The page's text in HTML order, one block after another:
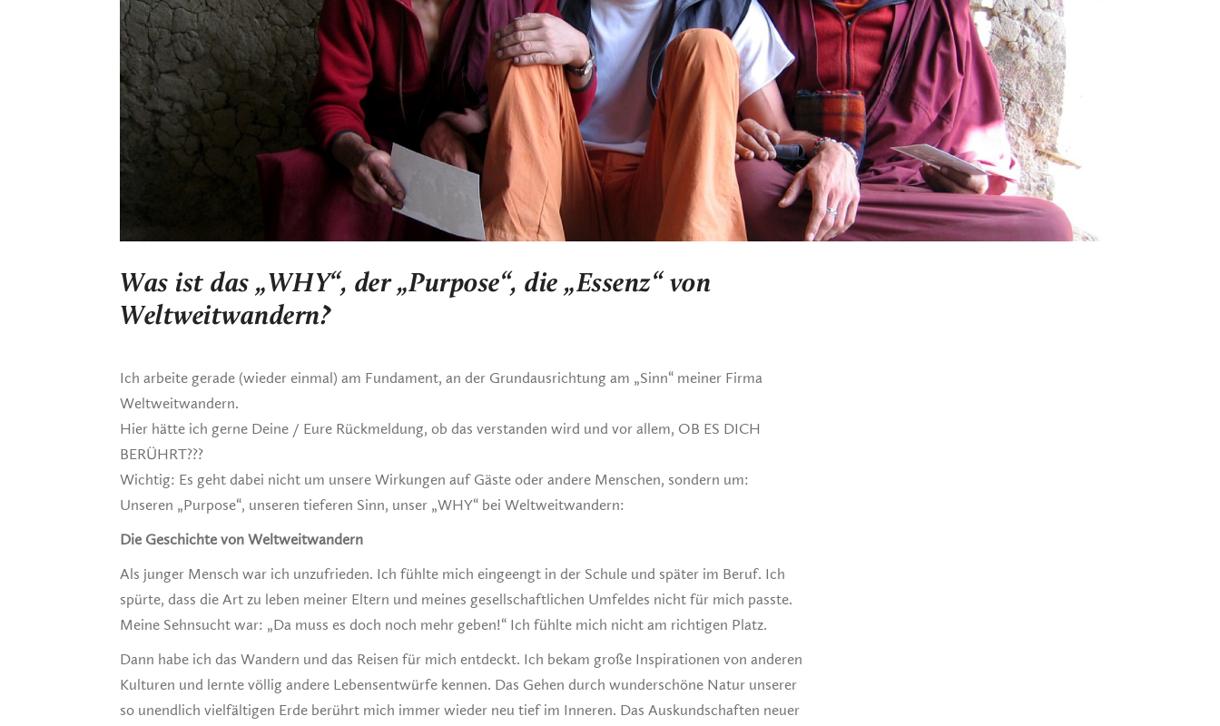
Was ist das „WHY“, der „Purpose“, die „Essenz“ von
Weltweitwandern?
Ich arbeite gerade (wieder einmal) am Fundament, an der Grundausrichtung am „Sinn“ meiner Firma
Weltweitwandern.
Hier hätte ich gerne Deine / Eure Rückmeldung, ob das verstanden wird und vor allem, OB ES DICH
BERÜHRT???
Wichtig: Es geht dabei nicht um unsere Wirkungen auf Gäste oder andere Menschen, sondern um:
Unseren „Purpose“, unseren tieferen Sinn, unser „WHY“ bei Weltweitwandern:
Die Geschichte von Weltweitwandern
Als junger Mensch war ich unzufrieden. Ich fühlte mich eingeengt in der Schule und später im Beruf. Ich
spürte, dass die Art zu leben meiner Eltern und meines gesellschaftlichen Umfeldes nicht für mich passte.
Meine Sehnsucht war: „Da muss es doch noch mehr geben!“ Ich fühlte mich nicht am richtigen Platz.
Dann habe ich das Wandern und das Reisen für mich entdeckt. Ich bekam große Inspirationen von anderen
Kulturen und lernte völlig andere Lebensentwürfe kennen. Das Gehen durch wunderschöne Natur unserer
so unendlich vielfältigen Erde berührt mich immer wieder neu tief im Inneren. Das Auskundschaften neuer